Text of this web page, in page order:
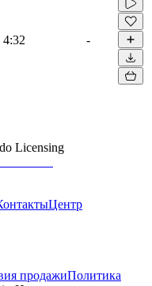
4:32 -
Licensing
Центр
продажиПолитика